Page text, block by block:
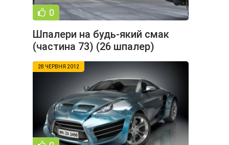
0
Шпалери на будь-який смак
(частина 73) (26 шпалер)
28 ЧЕРВНЯ 2012